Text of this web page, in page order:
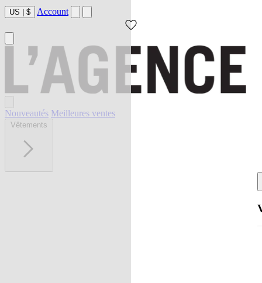
US $ Account
Nouveautés Meilleures ventes
Vêtements